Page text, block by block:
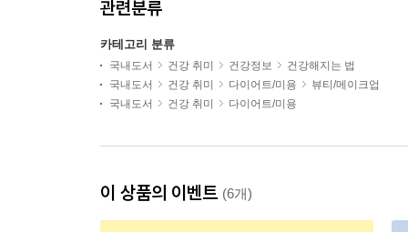
관련분류
카테고리 분류
국내도서 건강 취미 건강정보
건강해지는 법
국내도서
건강 취미 다이어트/미용
뷰티/메이크업
국내도서
건강 취미 다이어트/미용
이 상품의 이벤트 (6개)